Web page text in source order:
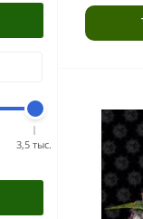
3,5 тыс.